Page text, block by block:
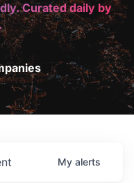
Curated daily by
My alerts